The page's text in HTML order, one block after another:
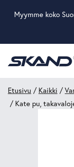
Myymme koko
Etusivu / Kaikki /
/ Kate pu,